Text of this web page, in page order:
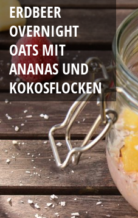
ERDBEER
OVERNIGHT
OATS MIT
ANANAS UND
KOKOSFLOCKEN